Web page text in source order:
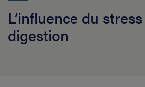
L’influence du
digestion